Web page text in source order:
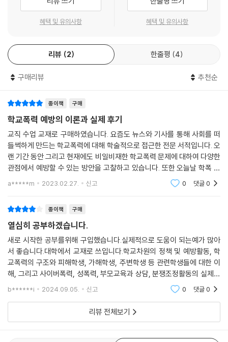
혜택 및 유의사항 혜택 및 유의사항
리뷰 2 한줄평 4
구매리뷰 추천순
종이책 구매
학교폭력 예방의 이론과 실제 후기
교직 수업 교재로 구매하였습니다. 요즘도 뉴스와 기사를 통해 사회를 떠
들썩하게 만드는 학교폭력에 대해 학술적으로 접근한 전문 서적입니다. 오
랜 기간 동안 그리고 현재에도 비일비재한 학교폭력 문제에 대하여 다양한
관점에서 예방할 수 있는 방안을 고찰하고 있습니다. 또한 오늘날 학폭 문
제가 발생하였을 때 어떤 절차에 따라 해결이 진행되는지에 대한 자세한
a*****m 2023.02.27. 신고 0 댓글0
종이책 구매
열심히 공부하겠습니다.
새로 시작한 공부를위해 구입했습니다.실제적으로 도움이 되는예가 많아
서 좋습니다.대학에서 교재로 쓰입니다.학교차원의 정책 및 예방활동, 학
교폭력의 구조와 피해학생, 가해학생, 주변학생 등 관련학생들에 대한 이
해, 그리고 사이버폭력, 성폭력, 부모교육과 상담, 분쟁조정활동의 실제에
관한 최신 정보와 지식을 담겨 있습니다.
b******i 2024.09.05. 신고 0 댓글0
리뷰 전체보기